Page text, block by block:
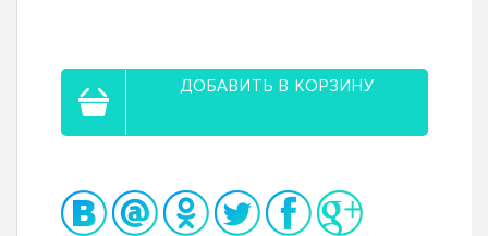
ДОБАВИТЬ В КОРЗИНУ